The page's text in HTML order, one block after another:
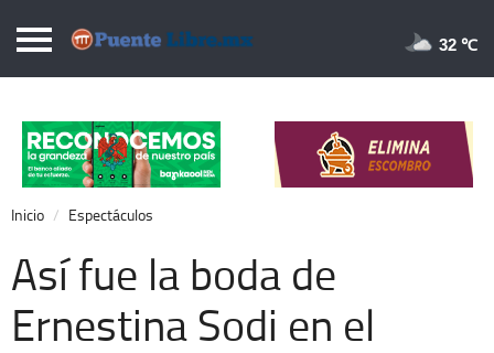
Puentelibre.mx
Local
Nacional
Opinión
Cronos
Economía
32 ℃
Inicio Espectáculos
Así fue la boda de
Ernestina Sodi en el